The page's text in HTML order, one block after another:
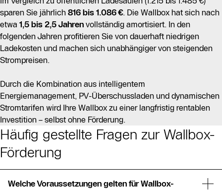
sparen Sie jährlich 816 bis 1.086 €. Die Wallbox hat sich nach
etwa 1,5 bis 2,5 Jahren vollständig amortisiert. In den
folgenden Jahren profitieren Sie von dauerhaft niedrigen
Ladekosten und machen sich unabhängiger von steigenden
Strompreisen.
Durch die Kombination aus intelligentem
Energiemanagement, PV-Überschussladen und dynamischen
Stromtarifen wird Ihre Wallbox zu einer langfristig rentablen
Investition – selbst ohne Förderung.
Häufig gestellte Fragen zur Wallbox-
Förderung
Welche Voraussetzungen gelten für Wallbox-